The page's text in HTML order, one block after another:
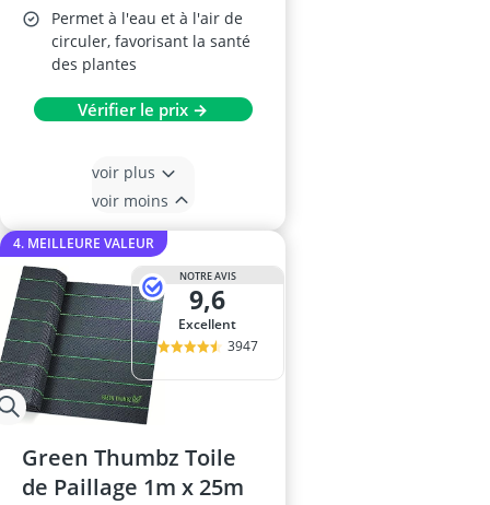
Permet à l'eau et à l'air de
circuler, favorisant la santé
des plantes
Vérifier le prix →
voir plus
voir moins
4. MEILLEURE VALEUR
NOTRE AVIS
9,6
Excellent
3947
Green Thumbz Toile
de Paillage 1m x 25m